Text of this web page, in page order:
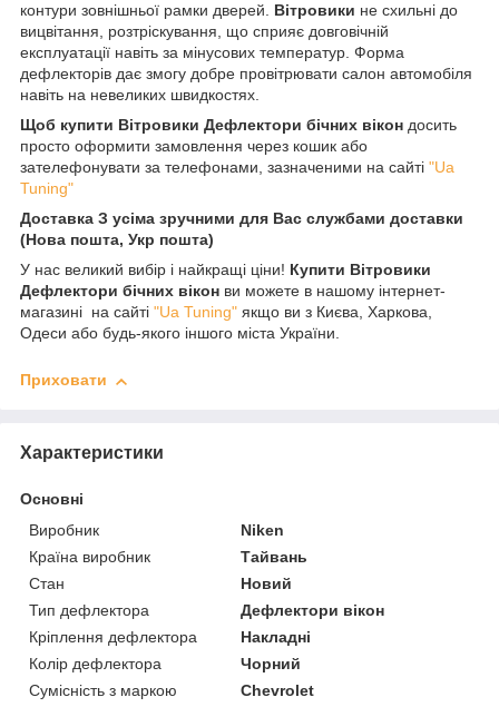
контури зовнішньої рамки дверей. Вітровики не схильні до
вицвітання, розтріскування, що сприяє довговічній
експлуатації навіть за мінусових температур. Форма
дефлекторів дає змогу добре провітрювати салон автомобіля
навіть на невеликих швидкостях.
Щоб купити Вітровики Дефлектори бічних вікон досить
просто оформити замовлення через кошик або
зателефонувати за телефонами, зазначеними на сайті "Ua
Tuning"
Доставка З усіма зручними для Вас службами доставки
(Нова пошта, Укр пошта)
У нас великий вибір і найкращі ціни! Купити Вітровики
Дефлектори бічних вікон ви можете в нашому інтернет-
магазині на сайті "Ua Tuning" якщо ви з Києва, Харкова,
Одеси або будь-якого іншого міста України.
Приховати
Характеристики
Основні
Виробник
Niken
Країна виробник
Тайвань
Стан
Новий
Тип дефлектора
Дефлектори вікон
Кріплення дефлектора
Накладні
Колір дефлектора
Чорний
Сумісність з маркою
Chevrolet